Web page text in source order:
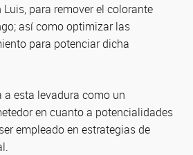
para remover el colorante
así como optimizar las
para potenciar dicha
esta levadura como un
en cuanto a potencialidades
empleado en estrategias de